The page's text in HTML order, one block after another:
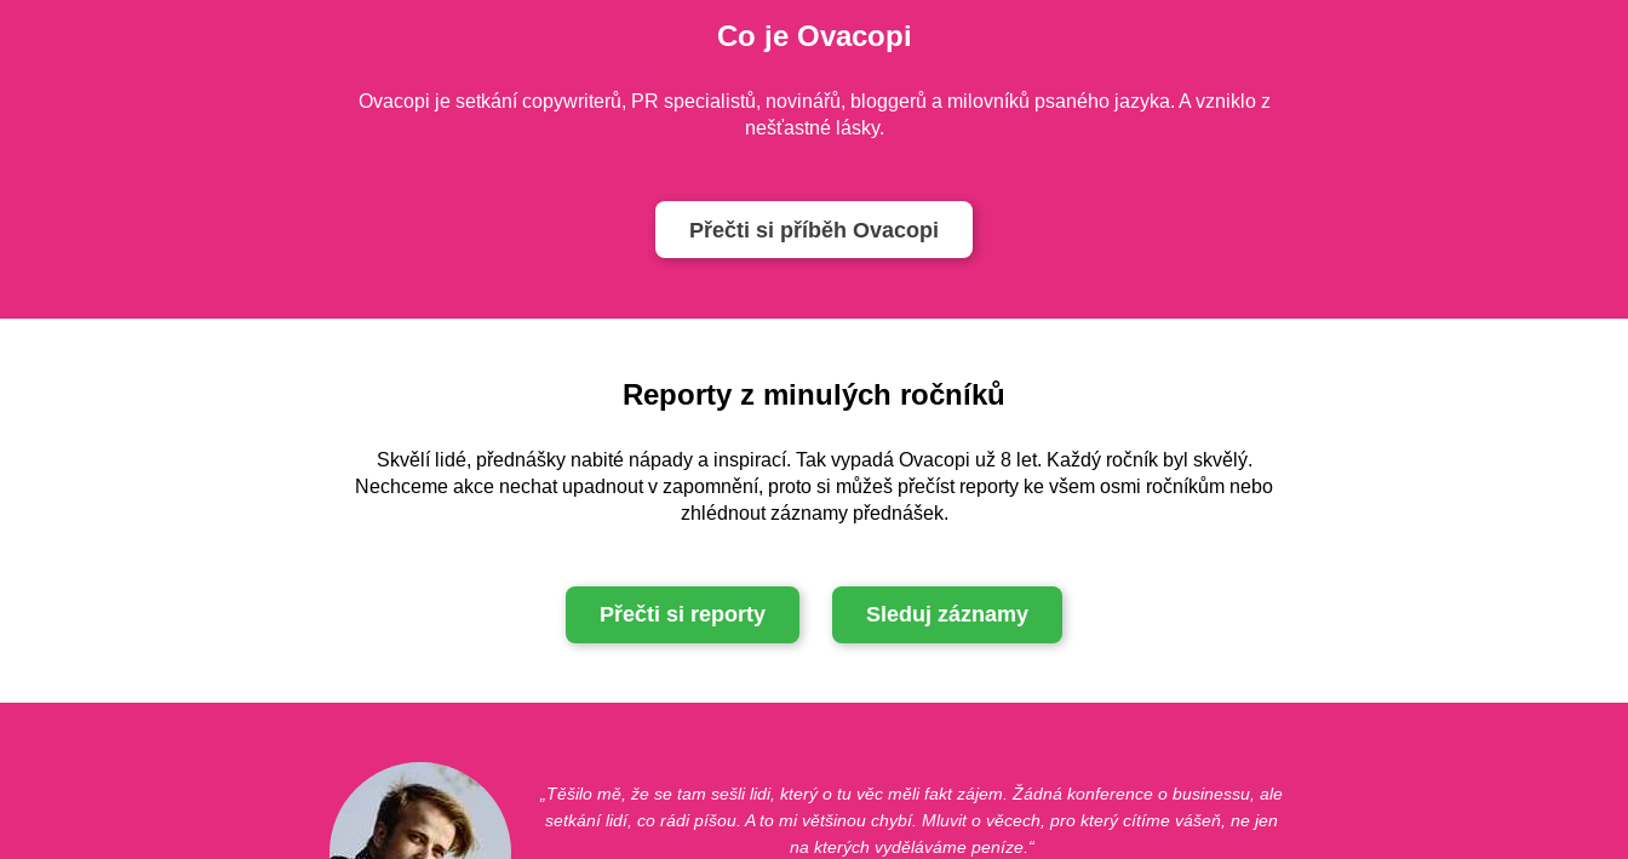
Co je Ovacopi
Ovacopi je setkání copywriterů, PR specialistů, novinářů, bloggerů a milovníků psaného jazyka. A vzniklo z
nešťastné lásky.
Přečti si příběh Ovacopi
Reporty z minulých ročníků
Skvělí lidé, přednášky nabité nápady a inspirací. Tak vypadá Ovacopi už 8 let. Každý ročník byl skvělý.
Nechceme akce nechat upadnout v zapomnění, proto si můžeš přečíst reporty ke všem osmi ročníkům nebo
zhlédnout záznamy přednášek.
Přečti si reporty Sleduj záznamy
Těšilo mě, že se tam sešli lidi, který o tu věc měli fakt zájem. Žádná konference o businessu, ale
setkání lidí, co rádi píšou. A to mi většinou chybí. Mluvit o věcech, pro který cítíme vášeň, ne jen
na kterých vyděláváme peníze.